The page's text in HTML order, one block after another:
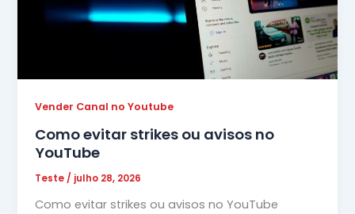
Vender Canal no Youtube
Como evitar strikes ou avisos no
YouTube
Teste / julho 28, 2026
Como evitar strikes ou avisos no YouTube